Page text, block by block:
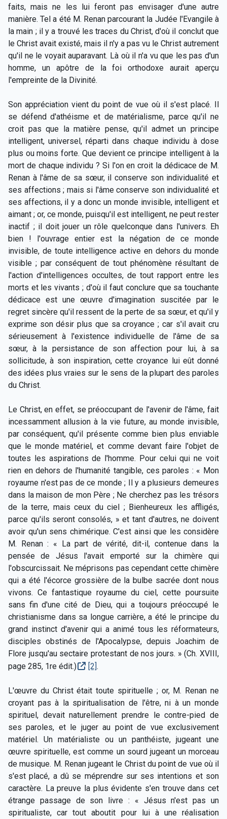
faits, mais ne les lui feront pas envisager d'une autre
manière. Tel a été M. Renan parcourant la Judée l'Evangile à
la main ; il y a trouvé les traces du Christ, d'où il conclut que
le Christ avait existé, mais il n'y a pas vu le Christ autrement
qu'il ne le voyait auparavant. Là où il n'a vu que les pas d'un
homme, un apôtre de la foi orthodoxe aurait aperçu
l'empreinte de la Divinité.
Son appréciation vient du point de vue où il s'est placé. Il
se défend d'athéisme et de matérialisme, parce qu'il ne
croit pas que la matière pense, qu'il admet un principe
intelligent, universel, réparti dans chaque individu à dose
plus ou moins forte. Que devient ce principe intelligent à la
mort de chaque individu ? Si l'on en croit la dédicace de M.
Renan à l'âme de sa sœur, il conserve son individualité et
ses affections ; mais si l'âme conserve son individualité et
ses affections, il y a donc un monde invisible, intelligent et
aimant ; or, ce monde, puisqu'il est intelligent, ne peut rester
inactif ; il doit jouer un rôle quelconque dans l'univers. Eh
bien ! l'ouvrage entier est la négation de ce monde
invisible, de toute intelligence active en dehors du monde
visible ; par conséquent de tout phénomène résultant de
l'action d'intelligences occultes, de tout rapport entre les
morts et les vivants ; d'où il faut conclure que sa touchante
dédicace est une œuvre d'imagination suscitée par le
regret sincère qu'il ressent de la perte de sa sœur, et qu'il y
exprime son désir plus que sa croyance ; car s'il avait cru
sérieusement à l'existence individuelle de l'âme de sa
sœur, à la persistance de son affection pour lui, à sa
sollicitude, à son inspiration, cette croyance lui eût donné
des idées plus vraies sur le sens de la plupart des paroles
du Christ.
Le Christ, en effet, se préoccupant de l'avenir de l'âme, fait
incessamment allusion à la vie future, au monde invisible,
par conséquent, qu'il présente comme bien plus enviable
que le monde matériel, et comme devant faire l'objet de
toutes les aspirations de l'homme. Pour celui qui ne voit
rien en dehors de l'humanité tangible, ces paroles : « Mon
royaume n'est pas de ce monde ; Il y a plusieurs demeures
dans la maison de mon Père ; Ne cherchez pas les trésors
de la terre, mais ceux du ciel ; Bienheureux les affligés,
parce qu'ils seront consolés, » et tant d'autres, ne doivent
avoir qu'un sens chimérique. C'est ainsi que les considère
M. Renan : « La part de vérité, dit-il, contenue dans la
pensée de Jésus l'avait emporté sur la chimère qui
l'obscurcissait. Ne méprisons pas cependant cette chimère
qui a été l'écorce grossière de la bulbe sacrée dont nous
vivons. Ce fantastique royaume du ciel, cette poursuite
sans fin d'une cité de Dieu, qui a toujours préoccupé le
christianisme dans sa longue carrière, a été le principe du
grand instinct d'avenir qui a animé tous les réformateurs,
disciples obstinés de l'Apocalypse, depuis Joachim de
Flore jusqu'au sectaire protestant de nos jours. » (Ch. XVIII,
page 285, 1re édit.)
[2].
L'œuvre du Christ était toute spirituelle ; or, M. Renan ne
croyant pas à la spiritualisation de l'être, ni à un monde
spirituel, devait naturellement prendre le contre-pied de
ses paroles, et le juger au point de vue exclusivement
matériel. Un matérialiste ou un panthéiste, jugeant une
œuvre spirituelle, est comme un sourd jugeant un morceau
de musique. M. Renan jugeant le Christ du point de vue où il
s'est placé, a dû se méprendre sur ses intentions et son
caractère. La preuve la plus évidente s'en trouve dans cet
étrange passage de son livre : « Jésus n'est pas un
spiritualiste, car tout aboutit pour lui à une réalisation